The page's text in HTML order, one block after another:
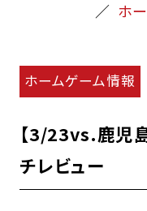
ホ
ホームゲーム情報
【3/23vs.鹿児
チレビュー